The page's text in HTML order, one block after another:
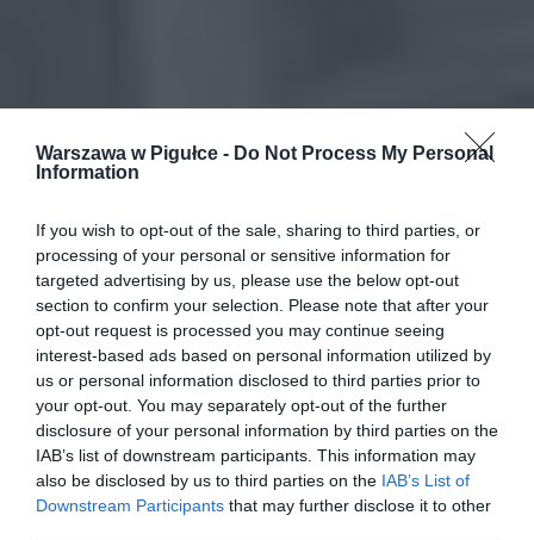
Warszawa w Pigułce - Do Not Process My Personal
Information
If you wish to opt-out of the sale, sharing to third parties, or
processing of your personal or sensitive information for
targeted advertising by us, please use the below opt-out
section to confirm your selection. Please note that after your
opt-out request is processed you may continue seeing
interest-based ads based on personal information utilized by
us or personal information disclosed to third parties prior to
your opt-out. You may separately opt-out of the further
disclosure of your personal information by third parties on the
IAB’s list of downstream participants. This information may
also be disclosed by us to third parties on the IAB’s List of
Downstream Participants that may further disclose it to other